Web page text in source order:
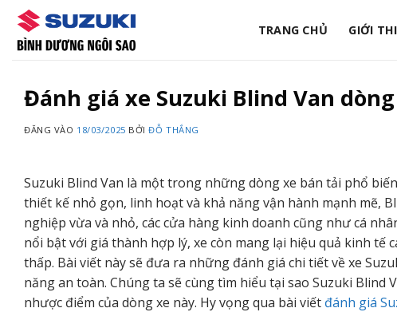
qua
nội
TRANG CHỦ GIỚI
Đánh giá xe Suzuki Blind Van
ĐĂNG VÀO 18/03/2025 BỞIĐỖ THẮNG
Suzuki Blind Van là một trong những dòng xe bán tải phổ
thiết kế nhỏ gọn, linh hoạt và khả năng vận hành mạnh mẽ,
nghiệp vừa và nhỏ, các cửa hàng kinh doanh cũng như cá
nổi bật với giá thành hợp lý, xe còn mang lại hiệu quả kinh
thấp. Bài viết này sẽ đưa ra những đánh giá chi tiết về xe
năng an toàn. Chúng ta sẽ cùng tìm hiểu tại sao Suzuki
nhược điểm của dòng xe này. Hy vọng qua bài viết đánh giá